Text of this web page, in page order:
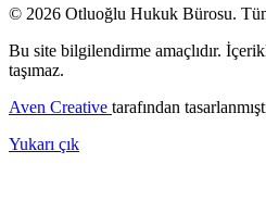
© 2026 Otluoğlu Hukuk Bürosu. Tüm
Bu site bilgilendirme amaçlıdır.
taşımaz.
Aven Creative tarafından
Yukarı çık